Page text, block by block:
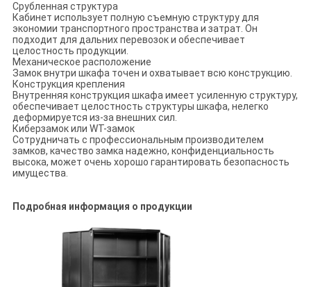
Срубленная структура
Кабинет использует полную съемную структуру для
экономии транспортного пространства и затрат. Он
подходит для дальних перевозок и обеспечивает
целостность продукции.
Механическое расположение
Замок внутри шкафа точен и охватывает всю конструкцию.
Конструкция крепления
Внутренняя конструкция шкафа имеет усиленную структуру,
обеспечивает целостность структуры шкафа, нелегко
деформируется из-за внешних сил.
Киберзамок или WT-замок
Сотрудничать с профессиональным производителем
замков, качество замка надежно, конфиденциальность
высока, может очень хорошо гарантировать безопасность
имущества.
Подробная информация о продукции